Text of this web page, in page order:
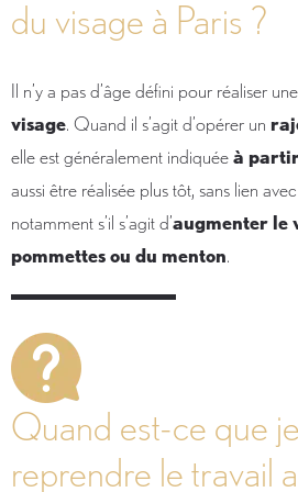
du visage à Paris ?
Il n’y a pas d’âge défini pour réaliser une
visage. Quand il s’agit d’opérer un
elle est généralement indiquéeà
aussi être réalisée plus tôt, sans lien
notamment s’il s’agit d’augmenter le
pommettes ou du menton.
Quand est-ce que
reprendre le travail